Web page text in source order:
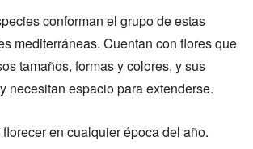
conforman el grupo de estas
mediterráneas. Cuentan con flores que
tamaños, formas y colores, y sus
necesitan espacio para extenderse.
en cualquier época del año.